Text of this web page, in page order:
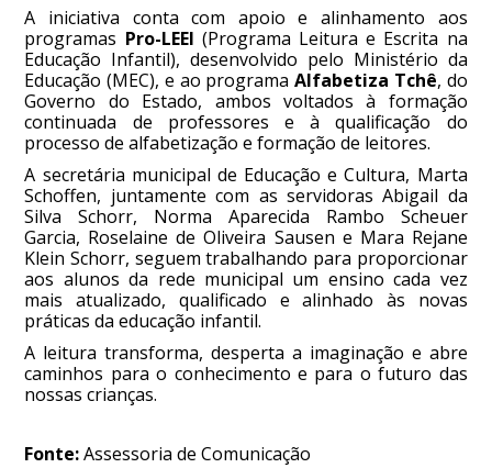
A iniciativa conta com apoio e alinhamento aos
programas Pro-LEEI (Programa Leitura e Escrita na
Educação Infantil), desenvolvido pelo Ministério da
Educação (MEC), e ao programa Alfabetiza Tchê, do
Governo do Estado, ambos voltados à formação
continuada de professores e à qualificação do
processo de alfabetização e formação de leitores.
A secretária municipal de Educação e Cultura, Marta
Schoffen, juntamente com as servidoras Abigail da
Silva Schorr, Norma Aparecida Rambo Scheuer
Garcia, Roselaine de Oliveira Sausen e Mara Rejane
Klein Schorr, seguem trabalhando para proporcionar
aos alunos da rede municipal um ensino cada vez
mais atualizado, qualificado e alinhado às novas
práticas da educação infantil.
A leitura transforma, desperta a imaginação e abre
caminhos para o conhecimento e para o futuro das
nossas crianças.
Fonte:Assessoria de Comunicação